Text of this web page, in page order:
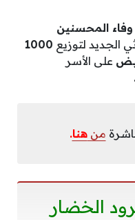
المحسنين
الجديد لتوزيع 1000
على الأسر
منهنا.
الخضار